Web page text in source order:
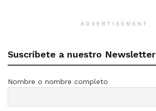
ADVERTISEMENT
Suscríbete a nuestro Newsletter
Nombre o nombre completo